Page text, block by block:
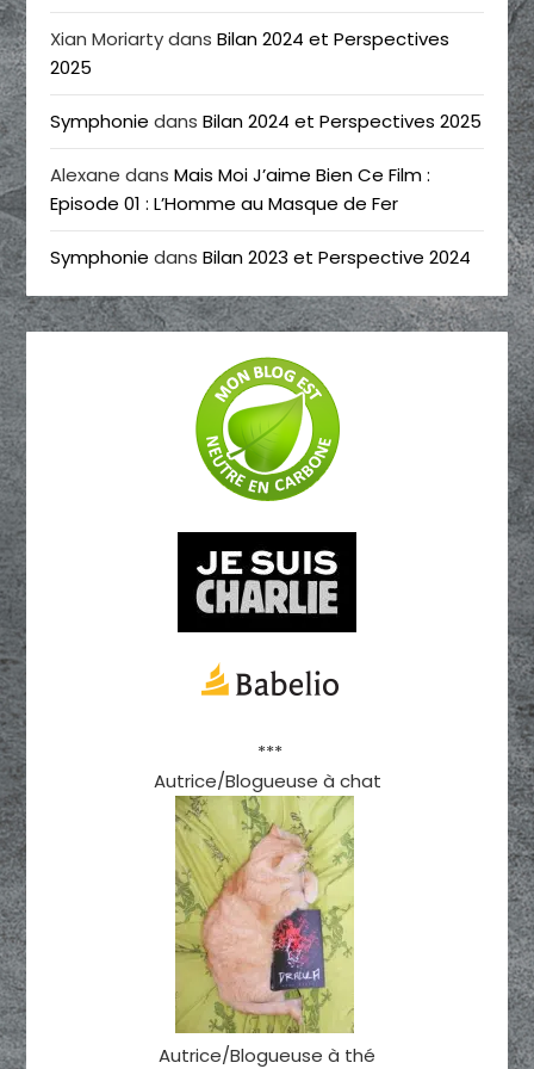
Xian MoriartydansBilan 2024 et Perspectives
2025
Symphonie dansBilan 2024 et Perspectives 2025
Alexane dansMais Moi J’aime Bien Ce Film :
Episode 01 : L’Homme au Masque de Fer
Symphonie dansBilan 2023 et Perspective 2024
***
Autrice/Blogueuse à chat
Autrice/Blogueuse à thé